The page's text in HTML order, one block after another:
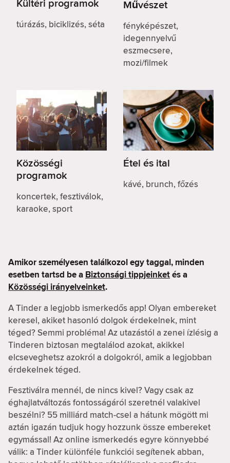
Kültéri programok
túrázás, biciklizés, séta
Művészet
fényképészet,
idegennyelvű
eszmecsere,
mozi/filmek
Közösségi
programok
koncertek, fesztiválok,
karaoke, sport
Étel és ital
kávé, brunch, főzés
Amikor személyesen találkozol egy taggal, minden
esetben tartsd be a Biztonsági tippjeinketés a
Közösségi irányelveinket.
A Tinder a legjobb ismerkedős app! Olyan embereket
keresel, akiket hasonló dolgok érdekelnek, mint
téged? Semmi probléma! Az utazástól a zenei ízlésig a
Tinderen biztosan megtalálod azokat, akikkel
elcseveghetsz azokról a dolgokról, amik a legjobban
érdekelnek téged.
Fesztiválra mennél, de nincs kivel? Vagy csak az
éghajlatváltozás fontosságáról szeretnél valakivel
beszélni? 55 milliárd match-csel a hátunk mögött mi
aztán igazán tudjuk hogy hozzunk össze embereket
egymással! Az online ismerkedés egyre könnyebbé
válik: a Tinder különféle funkciói segítenek abban,